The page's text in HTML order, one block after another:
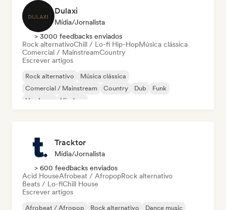
Dulaxi
Mídia/Jornalista
> 3000 feedbacks enviados
Rock alternativoChill / Lo-fi Hip-HopMúsica clássica
Comercial / MainstreamCountry
Escrever artigos
Rock alternativo
Música clássica
Comercial / Mainstream
Country Dub
Funk
Hardcore
Hip-hop
Tracktor
Mídia/Jornalista
> 600 feedbacks enviados
Acid HouseAfrobeat / AfropopRock alternativo
Beats / Lo-fiChill House
Escrever artigos
Afrobeat / Afropop Rock alternativo Dance music